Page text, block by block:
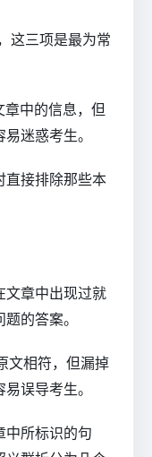
这三项是最为常
章中的信息，但
迷惑考生。
直接排除那些本
文章中出现过就
的答案。
文相符，但漏掉
误导考生。
中所标识的句